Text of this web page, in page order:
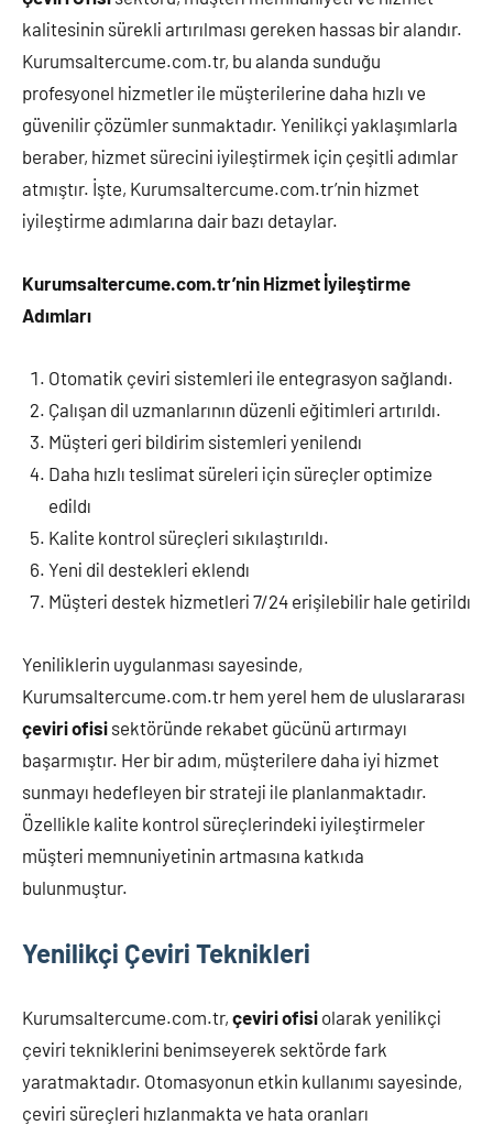
kalitesinin sürekli artırılması gereken hassas bir alandır.
Kurumsaltercume.com.tr, bu alanda sunduğu
profesyonel hizmetler ile müşterilerine daha hızlı ve
güvenilir çözümler sunmaktadır. Yenilikçi yaklaşımlarla
beraber, hizmet sürecini iyileştirmek için çeşitli adımlar
atmıştır. İşte, Kurumsaltercume.com.tr’nin hizmet
iyileştirme adımlarına dair bazı detaylar.
Kurumsaltercume.com.tr’nin Hizmet İyileştirme
Adımları
Otomatik çeviri sistemleri ile entegrasyon sağlandı.
Çalışan dil uzmanlarının düzenli eğitimleri artırıldı.
Müşteri geri bildirim sistemleri yenilendı
Daha hızlı teslimat süreleri için süreçler optimize
edildı
Kalite kontrol süreçleri sıkılaştırıldı.
Yeni dil destekleri eklendı
Müşteri destek hizmetleri 7/24 erişilebilir hale getirildı
Yeniliklerin uygulanması sayesinde,
Kurumsaltercume.com.tr hem yerel hem de uluslararası
çeviri ofisi sektöründe rekabet gücünü artırmayı
başarmıştır. Her bir adım, müşterilere daha iyi hizmet
sunmayı hedefleyen bir strateji ile planlanmaktadır.
Özellikle kalite kontrol süreçlerindeki iyileştirmeler
müşteri memnuniyetinin artmasına katkıda
bulunmuştur.
Yenilikçi Çeviri Teknikleri
Kurumsaltercume.com.tr, çeviri ofisi olarak yenilikçi
çeviri tekniklerini benimseyerek sektörde fark
yaratmaktadır. Otomasyonun etkin kullanımı sayesinde,
çeviri süreçleri hızlanmakta ve hata oranları